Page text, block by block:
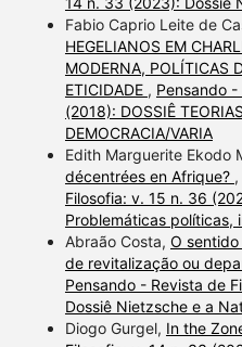
Fabio Caprio Leite de
HEGELIANOS EM
MODERNA, POLÍTICAS
ETICIDADE , Pensando
(2018): DOSSIÊ
DEMOCRACIA/VARIA
Edith Marguerite Ekodo
décentrées en Afrique? ,
Filosofia: v. 15 n. 36
Problemáticas políticas,
Abraão Costa, O
de revitalização ou
Pensando - Revista de
Dossiê Nietzsche e a
Diogo Gurgel, In the